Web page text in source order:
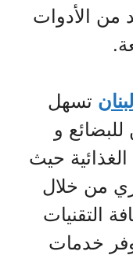
من الأدوات
تسهل
و
حيث
من خلال
التقنيات
خدمات